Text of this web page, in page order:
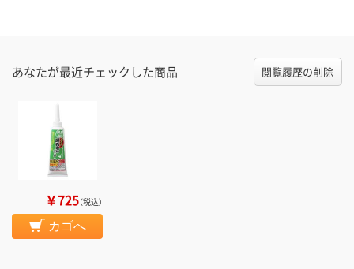
あなたが最近チェックした商品 閲覧履歴の削除
￥725（税込）
カゴへ